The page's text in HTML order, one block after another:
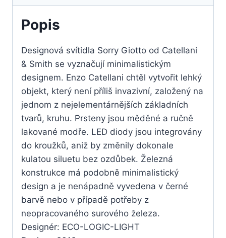
Popis
Designová svítidla Sorry Giotto od Catellani
& Smith se vyznačují minimalistickým
designem. Enzo Catellani chtěl vytvořit lehký
objekt, který není příliš invazivní, založený na
jednom z nejelementárnějších základních
tvarů, kruhu. Prsteny jsou měděné a ručně
lakované modře. LED diody jsou integrovány
do kroužků, aniž by změnily dokonale
kulatou siluetu bez ozdůbek. Železná
konstrukce má podobně minimalistický
design a je nenápadně vyvedena v černé
barvě nebo v případě potřeby z
neopracovaného surového železa.
Designér: ECO-LOGIC-LIGHT